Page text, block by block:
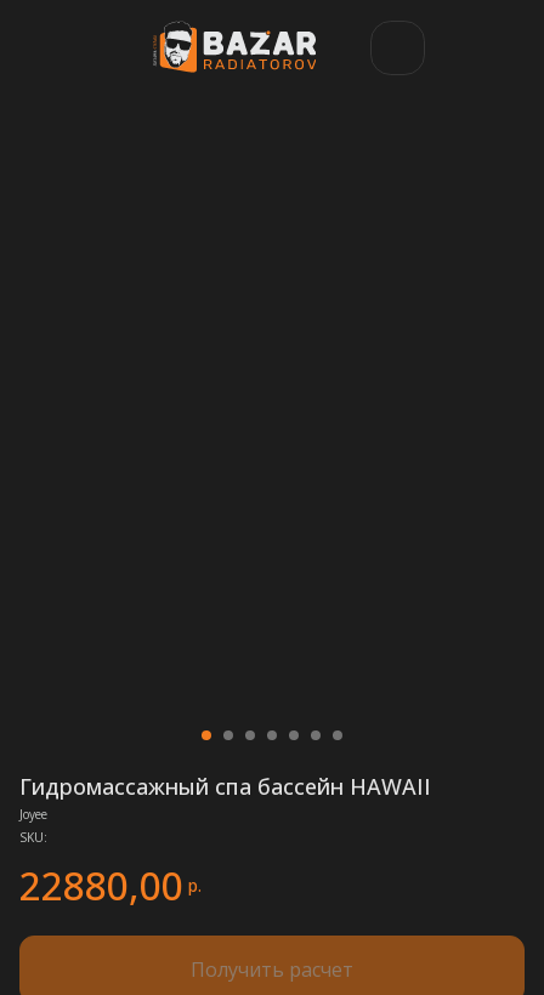
Гидромассажный спа бассейн HAWAII
Joyee
SKU:
22880,00 р.
Получить расчет